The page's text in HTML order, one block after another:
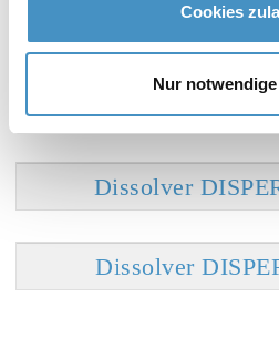
Cookies
Nur
Dissolver
Dissolver
Dissolver